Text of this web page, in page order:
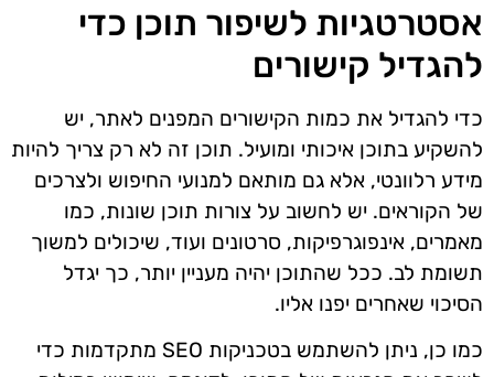
אסטרטגיות לשיפור תוכן כדי
להגדיל קישורים
כדי להגדיל את כמות הקישורים המפנים לאתר, יש
להשקיע בתוכן איכותי ומועיל. תוכן זה לא רק צריך להיות
מידע רלוונטי, אלא גם מותאם למנועי החיפוש ולצרכים
של הקוראים. יש לחשוב על צורות תוכן שונות, כמו
מאמרים, אינפוגרפיקות, סרטונים ועוד, שיכולים למשוך
תשומת לב. ככל שהתוכן יהיה מעניין יותר, כך יגדל
הסיכוי שאחרים יפנו אליו.
כמו כן, ניתן להשתמש בטכניקות SEO מתקדמות כדי